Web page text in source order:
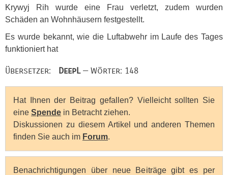
Krywyj Rih wurde eine Frau verletzt, zudem wurden
Schäden an Wohnhäusern festgestellt.
Es wurde bekannt, wie die Luftabwehr im Laufe des Tages
funktioniert hat
Übersetzer: DeepL— Wörter: 148
Hat Ihnen der Beitrag gefallen? Vielleicht sollten Sie
eine Spende in Betracht ziehen.
Diskussionen zu diesem Artikel und anderen Themen
finden Sie auch im Forum.
Benachrichtigungen über neue Beiträge gibt es per